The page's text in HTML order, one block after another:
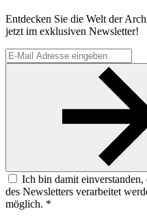
Entdecken Sie die Welt der
jetzt im exklusiven Newsletter!
Ich bin damit einverstanden,
des Newsletters verarbeitet
möglich. *